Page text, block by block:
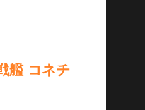
艦 コネチ